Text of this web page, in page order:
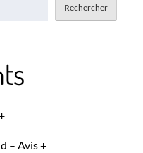
Rechercher
– Avis +